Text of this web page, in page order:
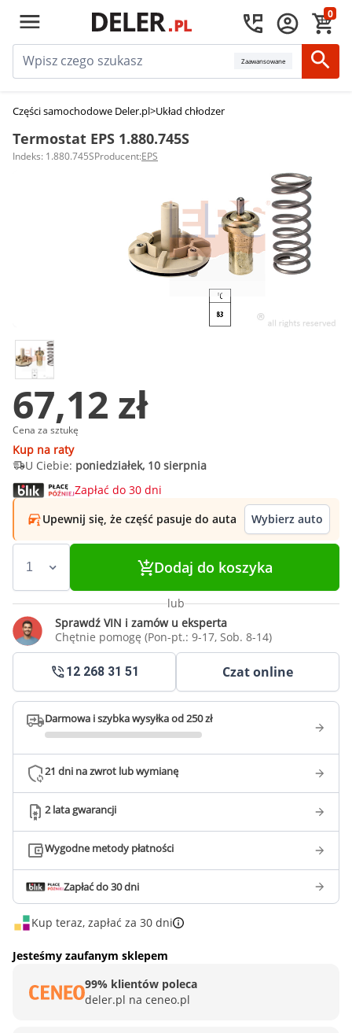
0
Zaawansowane
Części samochodowe Deler.pl>Układ chłodzenia silnika
Termostat EPS 1.880.745S
Indeks: 1.880.745SProducent:EPS
67,12 zł
Cena za sztukę
Kup na raty
U Ciebie: poniedziałek, 10 sierpnia
Zapłać do 30 dni
Upewnij się, że część pasuje do auta
Wybierz auto
Dodaj do koszyka
lub
Sprawdź VIN i zamów u eksperta
Chętnie pomogę (Pon-pt.: 9-17, Sob. 8-14)
12 268 31 51 Czat online
Darmowa i szybka wysyłka od 250 zł
21 dni na zwrot lub wymianę
2 lata gwarancji
Wygodne metody płatności
Zapłać do 30 dni
Kup teraz, zapłać za 30 dni
Jesteśmy zaufanym sklepem
99% klientów poleca
deler.pl na ceneo.pl